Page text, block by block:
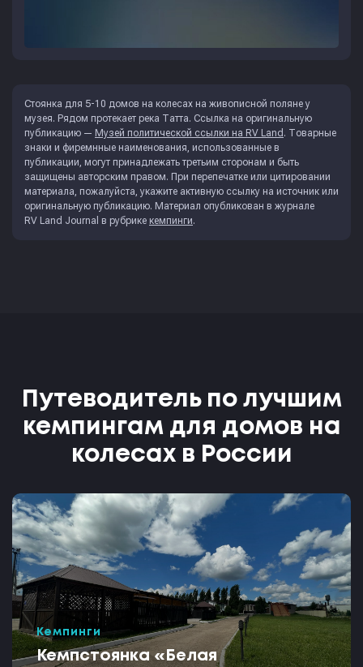
Стоянка для 5-10 домов на колесах на живописной поляне у
музея. Рядом протекает река Татта. Ссылка на оригинальную
публикацию — Музей политической ссылки на RV Land . Товарные
знаки и фиремнные наименования, использованные в
публикации, могут принадлежать третьим сторонам и быть
защищены авторским правом. При перепечатке или цитировании
материала, пожалуйста, укажите активную ссылку на источник или
оригинальную публикацию. Материал опубликован в журнале
RV Land Journal в рубрике кемпинги.
Путеводитель по лучшим
кемпингам для домов на
колесах в России
Кемпинги
Кемпстоянка «Белая